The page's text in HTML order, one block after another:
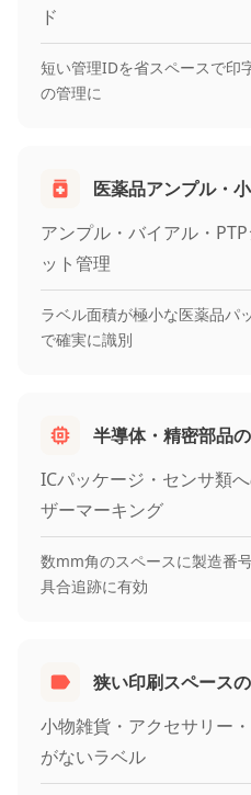
ド
短い管理IDを省スペースで印
の管理に
医薬品アンプル・
アンプル・バイアル・
ット管理
ラベル面積が極小な医薬品パ
で確実に識別
半導体・精密部品
ICパッケージ・センサ類
ザーマーキング
数mm角のスペースに製造番
具合追跡に有効
狭い印刷スペース
小物雑貨・アクセサリー
がないラベル